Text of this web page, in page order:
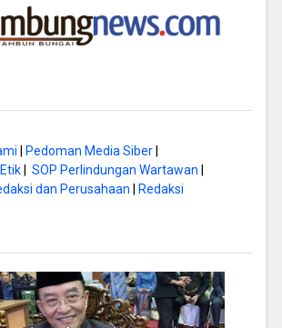
Pedoman Media Siber|
| SOP Perlindungan Wartawan
dan Perusahaan
Redaksi